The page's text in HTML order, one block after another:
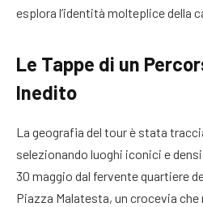
esplora l’identità molteplice della
Le Tappe di un
Inedito
La geografia del tour è stata
selezionando luoghi iconici e
30 maggio dal fervente quartiere
Piazza Malatesta, un crocevia che